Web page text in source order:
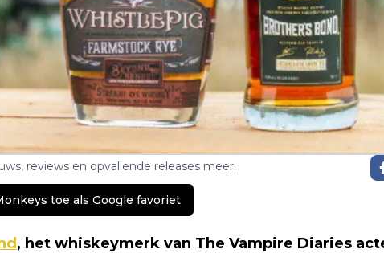
reviews en opvallende releases meer.
toe als Google favoriet
, het whiskeymerk van The Vampire Diaries